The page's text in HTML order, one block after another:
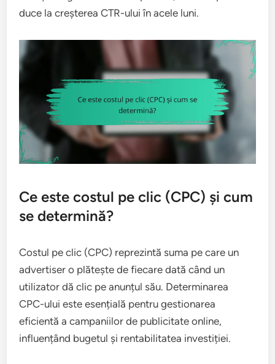
duce la creșterea CTR-ului în acele luni.
Ce este costul pe clic (CPC) și cum
se determină?
Costul pe clic (CPC) reprezintă suma pe care un
advertiser o plătește de fiecare dată când un
utilizator dă clic pe anunțul său. Determinarea
CPC-ului este esențială pentru gestionarea
eficientă a campaniilor de publicitate online,
influențând bugetul și rentabilitatea investiției.